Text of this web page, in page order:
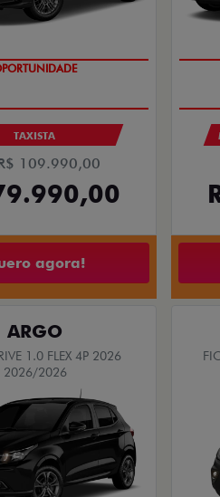
TAXISTA
109.990,00
agora!
ARGO
1.0 FLEX 4P 2026
2026/2026